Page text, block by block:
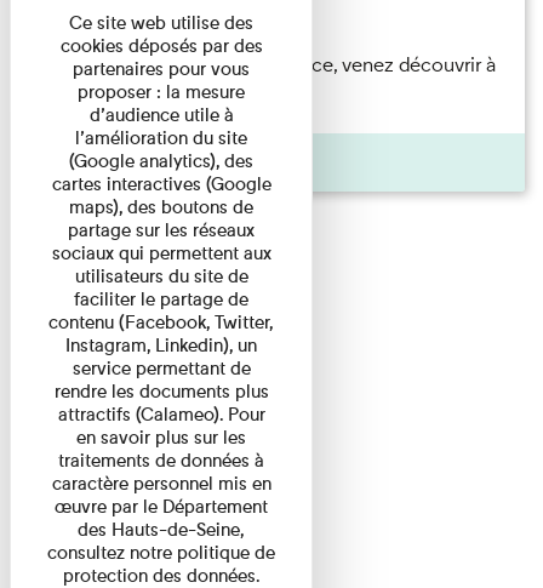
Du 23/08/2026 au 23/08/2026
Accompagnés par une médiatrice, venez découvrir à
travers une visite du ...
Agenda
Ce site web utilise des
cookies déposés par des
partenaires pour vous
proposer : la mesure
d’audience utile à
l’amélioration du site
(Google analytics), des
cartes interactives (Google
maps), des boutons de
partage sur les réseaux
sociaux qui permettent aux
utilisateurs du site de
faciliter le partage de
contenu (Facebook, Twitter,
Instagram, Linkedin), un
service permettant de
rendre les documents plus
attractifs (Calameo). Pour
en savoir plus sur les
traitements de données à
caractère personnel mis en
œuvre par le Département
des Hauts-de-Seine,
consultez notre politique de
protection des données.